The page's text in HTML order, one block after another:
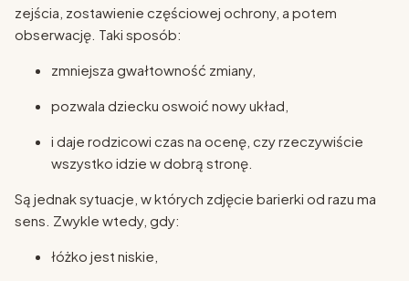
zejścia, zostawienie częściowej ochrony, a potem
obserwację. Taki sposób:
zmniejsza gwałtowność zmiany,
pozwala dziecku oswoić nowy układ,
i daje rodzicowi czas na ocenę, czy rzeczywiście
wszystko idzie w dobrą stronę.
Są jednak sytuacje, w których zdjęcie barierki od razu ma
sens. Zwykle wtedy, gdy:
łóżko jest niskie,